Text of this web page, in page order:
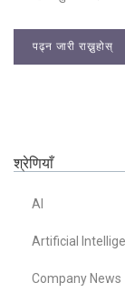
पढ्न जारी राख्नुहोस्
श्रेणियाँ
AI
Artificial
Company News